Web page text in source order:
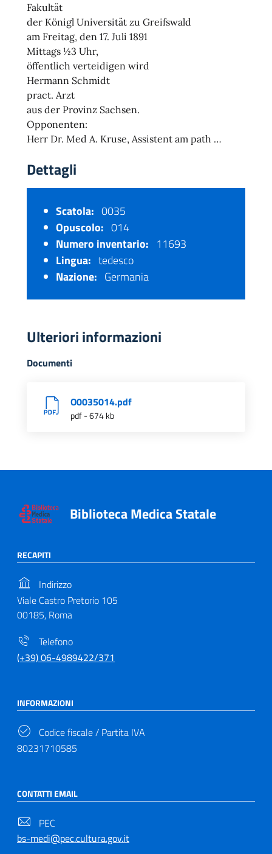
Fakultät
der Königl Universität zu Greifswald
am Freitag, den 17. Juli 1891
Mittags ½3 Uhr,
öffentlich verteidigen wird
Hermann Schmidt
pract. Arzt
aus der Provinz Sachsen.
Opponenten:
Herr Dr. Med A. Kruse, Assistent am path …
Dettagli
Scatola: 0035
Opuscolo: 014
Numero inventario: 11693
Lingua: tedesco
Nazione: Germania
Ulteriori informazioni
Documenti
O0035014.pdf
pdf - 674 kb
Biblioteca Medica Statale
RECAPITI
Indirizzo
Viale Castro Pretorio 105
00185, Roma
Telefono
(+39) 06-4989422/371
INFORMAZIONI
Codice fiscale / Partita IVA
80231710585
CONTATTI EMAIL
PEC
bs-medi@pec.cultura.gov.it